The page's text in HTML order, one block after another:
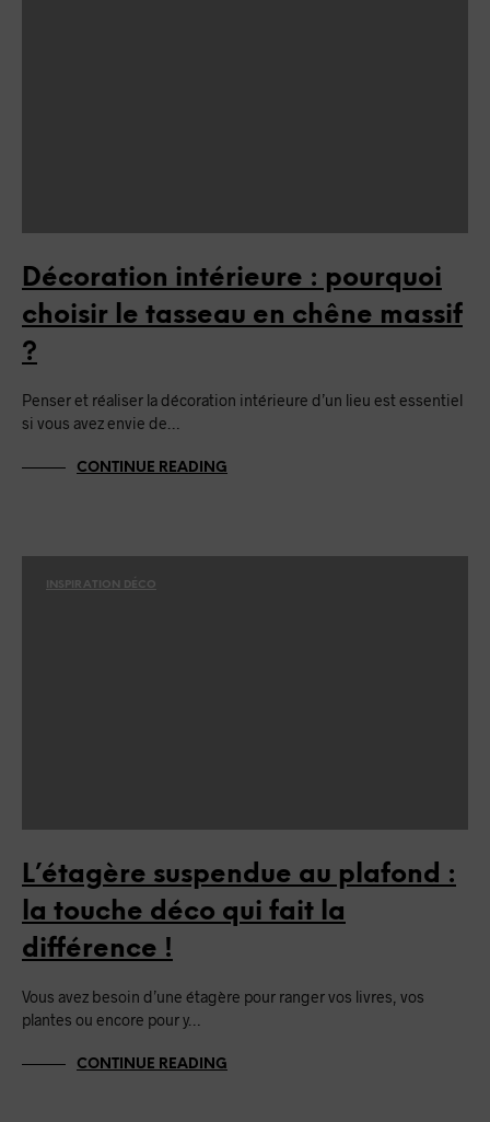
Décoration intérieure : pourquoi
choisir le tasseau en chêne massif
?
Penser et réaliser la décoration intérieure d’un lieu est essentiel
si vous avez envie de…
CONTINUE READING
INSPIRATION DÉCO
L’étagère suspendue au plafond :
la touche déco qui fait la
différence !
Vous avez besoin d’une étagère pour ranger vos livres, vos
plantes ou encore pour y…
CONTINUE READING